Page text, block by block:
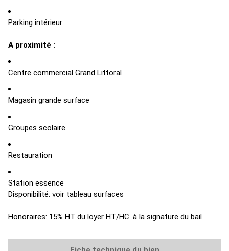
Parking intérieur
A proximité :
Centre commercial Grand Littoral
Magasin grande surface
Groupes scolaire
Restauration
Station essence
Disponibilité: voir tableau surfaces
Honoraires: 15% HT du loyer HT/HC. à la signature du bail